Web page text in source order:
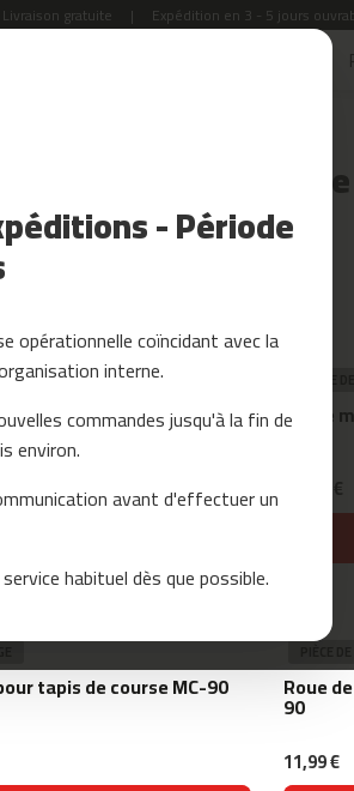
- Période
opérationnelle coïncidant avec la
interne.
commandes jusqu'à la fin de
environ.
avant d'effectuer un
habituel dès que possible.
Livraison gratuite | Expédition en 3 - 5 jours
pièces de
TAPIS DE COURSE X 10 ml
PIÈCE
Carte
34,99 €
tapis de course MC-90
PIÈCE
Roue
90
11,99 €